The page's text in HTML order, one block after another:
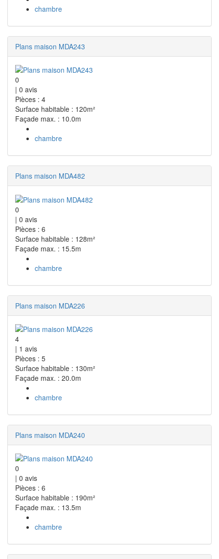
chambre
Plans maison MDA243
0
| 0 avis
Pièces : 4
Surface habitable : 120m²
Façade max. : 10.0m
chambre
Plans maison MDA482
0
| 0 avis
Pièces : 6
Surface habitable : 128m²
Façade max. : 15.5m
chambre
Plans maison MDA226
4
| 1 avis
Pièces : 5
Surface habitable : 130m²
Façade max. : 20.0m
chambre
Plans maison MDA240
0
| 0 avis
Pièces : 6
Surface habitable : 190m²
Façade max. : 13.5m
chambre